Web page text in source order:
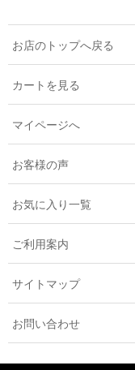
お店のトップへ戻る
カートを見る
マイページへ
お客様の声
お気に入り一覧
ご利用案内
サイトマップ
お問い合わせ